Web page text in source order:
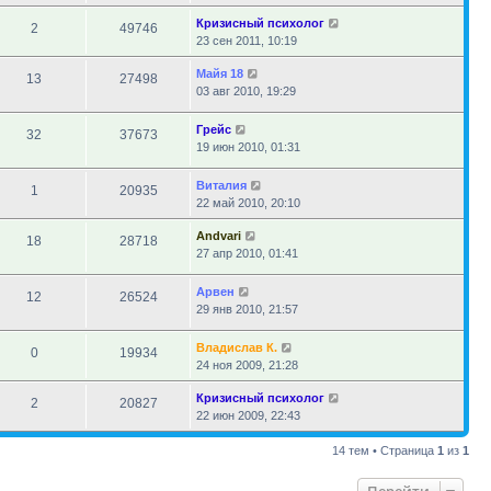
2 49746
Кризисный психолог
23 сен 2011, 10:19
13 27498
Майя 18
03 авг 2010, 19:29
32 37673
Грейс
19 июн 2010, 01:31
1 20935
Виталия
22 май 2010, 20:10
18 28718
Andvari
27 апр 2010, 01:41
12 26524
Арвен
29 янв 2010, 21:57
0 19934
Владислав К.
24 ноя 2009, 21:28
2 20827
Кризисный психолог
22 июн 2009, 22:43
14 тем • Страница 1 из 1